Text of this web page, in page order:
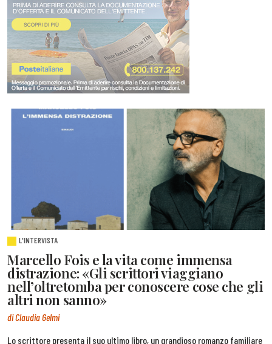
L'INTERVISTA
Marcello Fois e la vita come immensa
distrazione: «Gli scrittori viaggiano
nell’oltretomba per conoscere cose che gli
altri non sanno»
di Claudia Gelmi
Lo scrittore presenta il suo ultimo libro, un grandioso romanzo familiare